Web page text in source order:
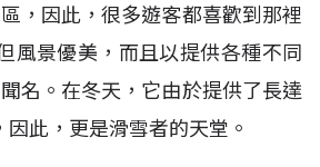
，因此，很多遊客都喜歡到那裡
風景優美，而且以提供各種不同
名。在冬天，它由於提供了長達
此，更是滑雪者的天堂。